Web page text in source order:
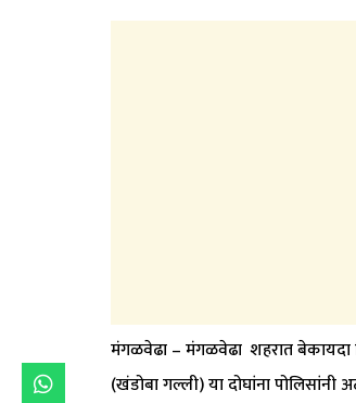
मंगळवेढा – मंगळवेढा शहरात बेकायदा
(खंडोबा गल्ली) या दोघांना